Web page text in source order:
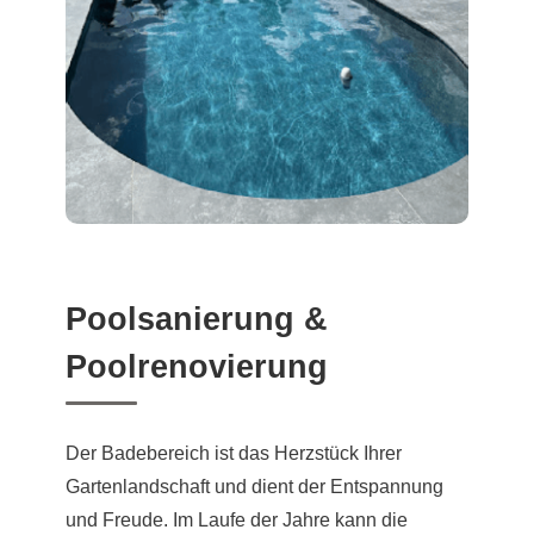
Poolsanierung &
Poolrenovierung
Der Badebereich ist das Herzstück Ihrer
Gartenlandschaft und dient der Entspannung
und Freude. Im Laufe der Jahre kann die